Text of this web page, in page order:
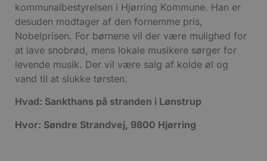
kommunalbestyrelsen i Hjørring Kommune. Han er
desuden modtager af den fornemme pris,
Nobelprisen. For børnene vil der være mulighed for
at lave snobrød, mens lokale musikere sørger for
levende musik. Der vil være salg af kolde øl og
vand til at slukke tørsten.
Hvad: Sankthans på stranden i Lønstrup
Hvor: Søndre Strandvej, 9800 Hjørring